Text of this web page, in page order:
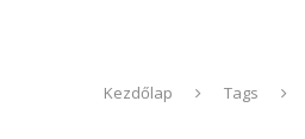
Kezdőlap Tags